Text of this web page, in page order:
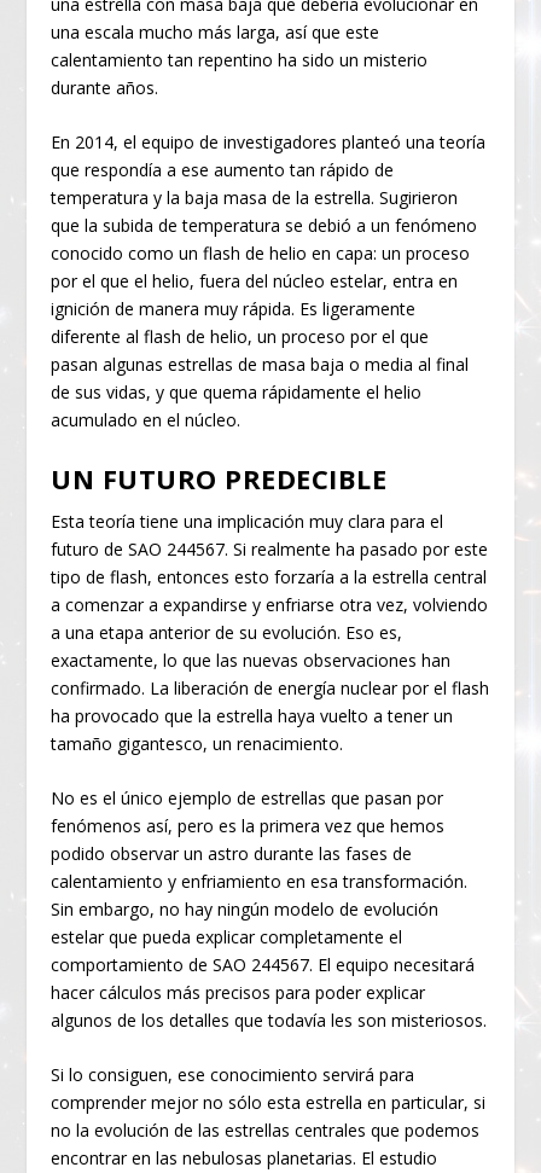
una escala mucho más larga, así que este
calentamiento tan repentino ha sido un misterio
durante años.
En 2014, el equipo de investigadores planteó una teoría
que respondía a ese aumento tan rápido de
temperatura y la baja masa de la estrella. Sugirieron
que la subida de temperatura se debió a un fenómeno
conocido como un flash de helio en capa: un proceso
por el que el helio, fuera del núcleo estelar, entra en
ignición de manera muy rápida. Es ligeramente
diferente al flash de helio, un proceso por el que
pasan algunas estrellas de masa baja o media al final
de sus vidas, y que quema rápidamente el helio
acumulado en el núcleo.
UN FUTURO PREDECIBLE
Esta teoría tiene una implicación muy clara para el
futuro de SAO 244567. Si realmente ha pasado por este
tipo de flash, entonces esto forzaría a la estrella central
a comenzar a expandirse y enfriarse otra vez, volviendo
a una etapa anterior de su evolución. Eso es,
exactamente, lo que las nuevas observaciones han
confirmado. La liberación de energía nuclear por el flash
ha provocado que la estrella haya vuelto a tener un
tamaño gigantesco, un renacimiento.
No es el único ejemplo de estrellas que pasan por
fenómenos así, pero es la primera vez que hemos
podido observar un astro durante las fases de
calentamiento y enfriamiento en esa transformación.
Sin embargo, no hay ningún modelo de evolución
estelar que pueda explicar completamente el
comportamiento de SAO 244567. El equipo necesitará
hacer cálculos más precisos para poder explicar
algunos de los detalles que todavía les son misteriosos.
Si lo consiguen, ese conocimiento servirá para
comprender mejor no sólo esta estrella en particular, si
no la evolución de las estrellas centrales que podemos
encontrar en las nebulosas planetarias. El estudio